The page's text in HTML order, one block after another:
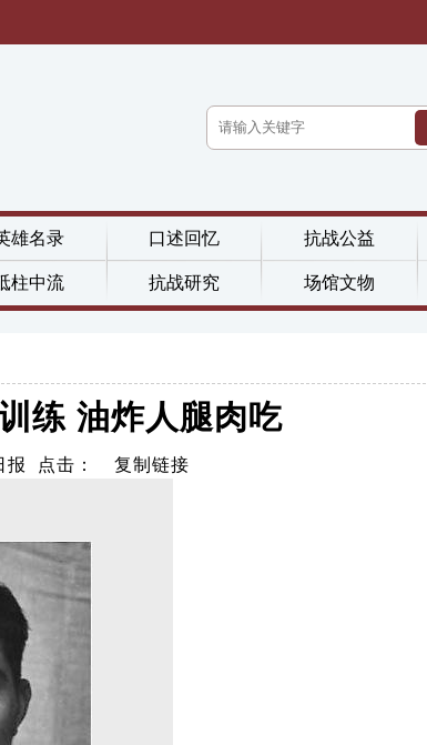
雄名录 口述回忆 抗战公益
柱中流 抗战研究 场馆文物
练 油炸人腿肉吃
报 点击： 复制链接